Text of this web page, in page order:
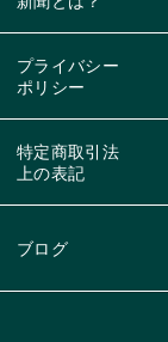
プライバシー
ポリシー
特定商取引法
上の表記
ブログ